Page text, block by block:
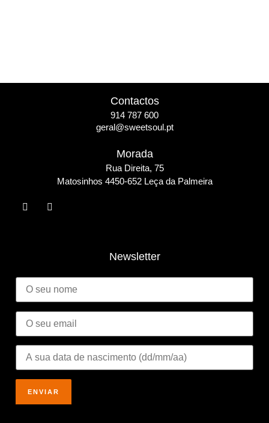
Contactos
914 787 600
geral@sweetsoul.pt
Morada
Rua Direita, 75
Matosinhos 4450-652 Leça da Palmeira
Newsletter